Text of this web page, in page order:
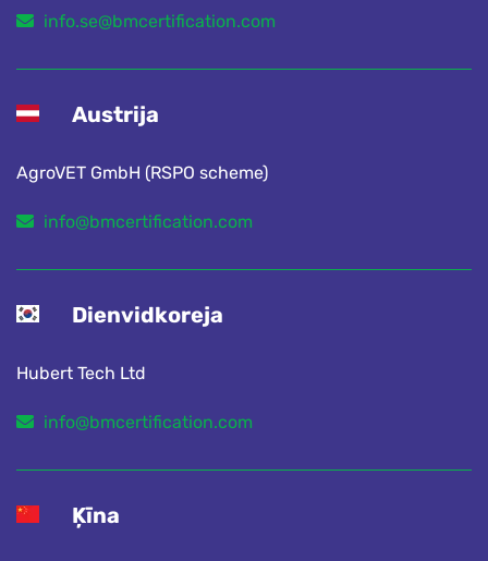
info.se@bmcertification.com
Austrija
AgroVET GmbH (RSPO scheme)
info@bmcertification.com
Dienvidkoreja
Hubert Tech Ltd
info@bmcertification.com
Ķīna